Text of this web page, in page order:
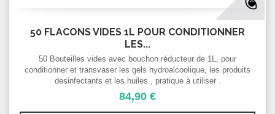
50 FLACONS VIDES 1L POUR CONDITIONNER
LES...
50 Bouteilles vides avec bouchon réducteur de 1L, pour
conditionner et transvaser les gels hydroalcoolique, les produits
desinfectants et les huiles , pratique à utiliser .
84,90 €